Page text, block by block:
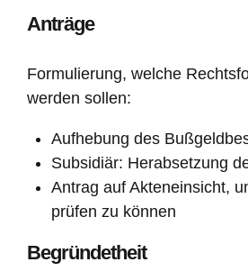
Anträge
Formulierung, welche
werden sollen:
Aufhebung des
Subsidiär: Herabsetzung
Antrag auf Akteneinsicht,
prüfen zu können
Begründetheit